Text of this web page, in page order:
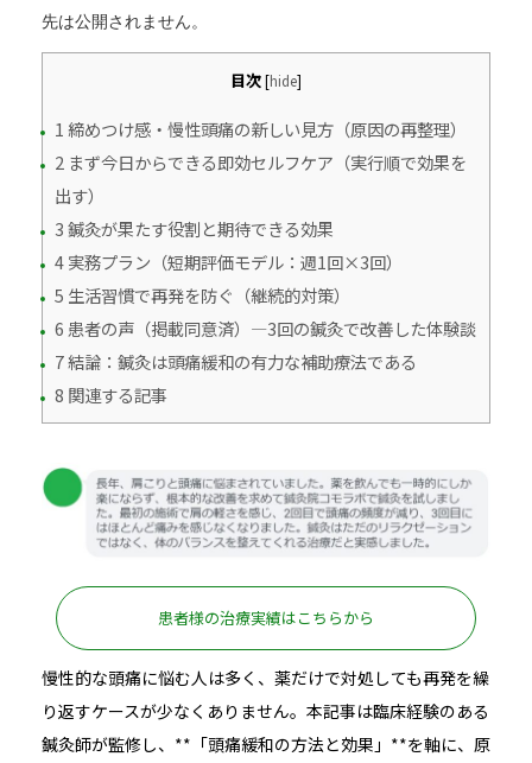
先は公開されません。
目次[hide]
1 締めつけ感・慢性頭痛の新しい見方（原因の再整理）
2 まず今日からできる即効セルフケア（実行順で効果を
出す）
3 鍼灸が果たす役割と期待できる効果
4 実務プラン（短期評価モデル：週1回×3回）
5 生活習慣で再発を防ぐ（継続的対策）
6 患者の声（掲載同意済）—3回の鍼灸で改善した体験談
7 結論：鍼灸は頭痛緩和の有力な補助療法である
8 関連する記事
患者様の治療実績はこちらから
慢性的な頭痛に悩む人は多く、薬だけで対処しても再発を繰
り返すケースが少なくありません。本記事は臨床経験のある
鍼灸師が監修し、**「頭痛緩和の方法と効果」**を軸に、原